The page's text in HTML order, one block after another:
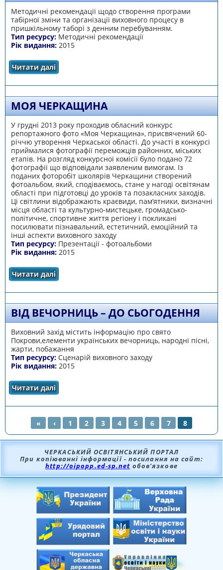
Методичні рекомендації щодо створення програми
табірної зміни та організації виховного процесу в
пришкільному таборі з денним перебуванням.
Тип ресурсу: Методичні рекомендації
Рік видання: 2015
Читати далі
МОЯ ЧЕРКАЩИНА
У грудні 2013 року проходив обласний конкурс
репортажного фото «Моя Черкащина», присвячений 60-
річчю утворення Черкаської області. До участі в конкурсі
приймалися фотографії переможців районних, міських
етапів. На розгляд конкурсної комісії було подано 72
фотографії що відповідали заявленим вимогам. Із
поданих фоторобіт школярів Черкащини створений
фотоальбом, який, сподіваємось, стане у нагоді освітянам
області при підготовці до уроків та позакласних заходів.
Ці світлини відображають краєвиди, пам’ятники, визначні
місця області та культурно-мистецьке, громадсько-
політичне, спортивне життя регіону і покликані
посилювати пізнавальний, естетичний, емоційний та
інші аспекти виховного заходу
Тип ресурсу: Презентації - фотоальбоми
Рік видання: 2015
Читати даліпро Моя Черкащина
ВІД ВЕЧОРНИЦЬ – ДО СЬОГОДЕННЯ
Виховний захід містить інформацію про свято
Покрови,елементи українських вечорниць, народні пісні,
жарти, побажання
Тип ресурсу: Сценарій виховного заходу
Рік видання: 2015
Читати даліпро Від вечорниць – до сьогодення
СТОРІНКИ
« ‹ 1 2 3 4 5 6 7 8
ЧЕРКАСЬКИЙ ОСВІТЯНСЬКИЙ ПОРТАЛ
При копіюванні інформації - посилання на сайт:
http://oipopp.ed-sp.net обов’язкове